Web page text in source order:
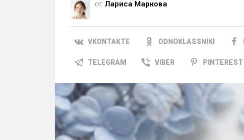
от Лариса Маркова
VKONTAKTE ODNOKLASSNIKI
TELEGRAM VIBER PINTEREST